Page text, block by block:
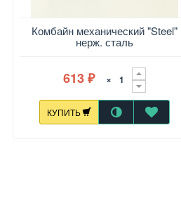
Комбайн механический "Steel"
нерж. сталь
613 ₽ ×
КУПИТЬ